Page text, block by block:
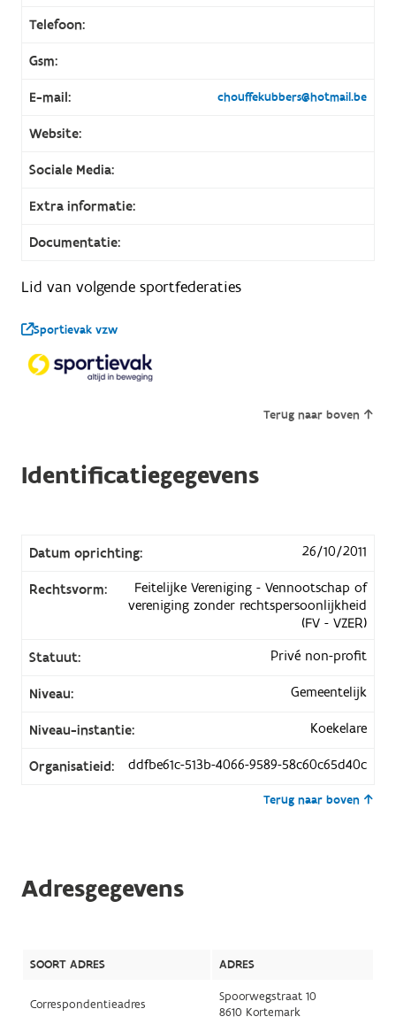
Telefoon:
Gsm:
E-mail: chouffekubbers@hotmail.be
Website:
Sociale Media:
Extra informatie:
Documentatie:
Lid van volgende sportfederaties
Sportievak vzw
Terug naar boven
Identificatiegegevens
Datum oprichting: 26/10/2011
Rechtsvorm:
Feitelijke Vereniging - Vennootschap of
vereniging zonder rechtspersoonlijkheid
(FV - VZER)
Statuut:
Privé non-profit
Niveau: Gemeentelijk
Niveau-instantie: Koekelare
Organisatieid: ddfbe61c-513b-4066-9589-58c60c65d40c
Terug naar boven
Adresgegevens
SOORT ADRES ADRES
Correspondentieadres
Spoorwegstraat 10
8610 Kortemark